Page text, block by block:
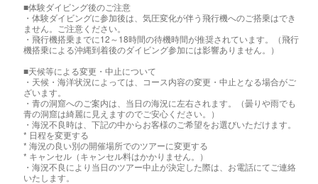
■体験ダイビング後のご注意
・体験ダイビングに参加後は、気圧変化が伴う飛行機へのご搭乗はでき
ません。ご注意ください。
・飛行機搭乗までに12～18時間の待機時間が推奨されています。（飛行
機搭乗による沖縄到着後のダイビング参加には影響ありません。）
■天候等による変更・中止について
・天候・海洋状況によっては、コース内容の変更・中止となる場合がご
ざいます。
・青の洞窟へのご案内は、当日の海況に左右されます。（曇りや雨でも
青の洞窟は綺麗に見えますのでご安心ください。）
・海況不良時は、下記の中からお客様のご希望をお選びいただけます。
* 日程を変更する
* 海況の良い別の開催場所でのツアーに変更する
* キャンセル（キャンセル料はかかりません。）
・海況不良により当日のツアー中止が決定した際は、お電話にてご連絡
いたします。